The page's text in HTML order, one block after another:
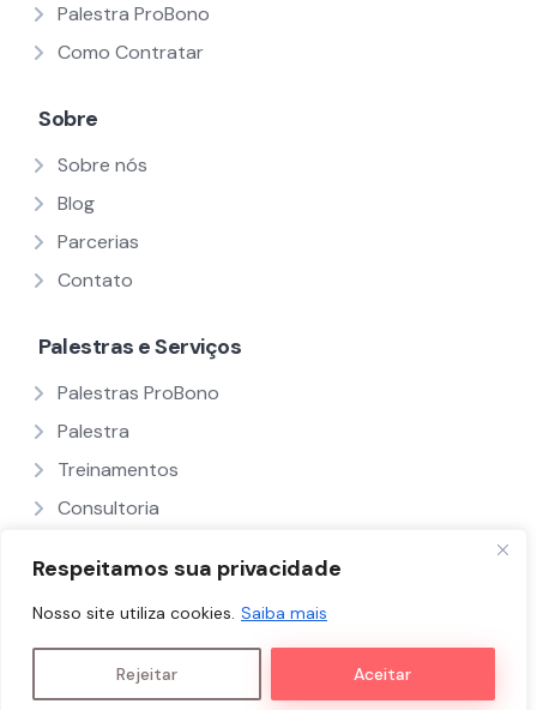
Respeitamos sua privacidade
Nosso site utiliza cookies. Saiba mais
Rejeitar Aceitar
Palestra ProBono
Como Contratar
Sobre
Sobre nós
Blog
Parcerias
Contato
Palestras e Serviços
Palestras ProBono
Palestra
Treinamentos
Consultoria
Políticas e Termos Palestrantes